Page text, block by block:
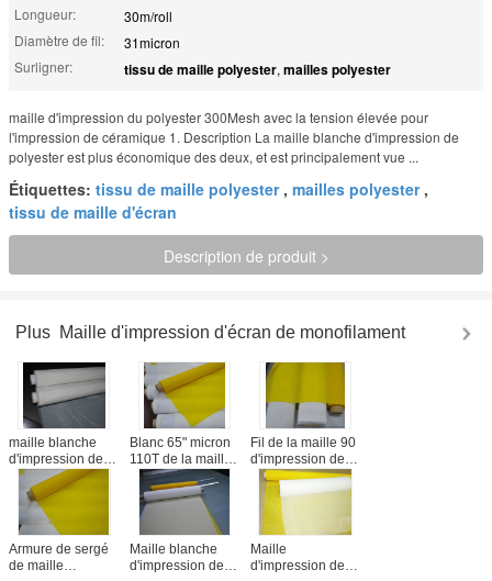
Longueur:
30m/roll
Diamètre de fil:
31micron
Surligner:
tissu de maille polyester, mailles polyester
maille d'impression du polyester 300Mesh avec la tension élevée pour
l'impression de céramique 1. Description La maille blanche d'impression de
polyester est plus économique des deux, et est principalement vue ...
Étiquettes: tissu de maille polyester, mailles polyester,
tissu de maille d'écran
Description de produit >
Plus Maille d'impression d'écran de monofilament
maille blanche
d'impression de
polyester de 100
microns pour
l'impression en
céramique
Blanc 65" micron
110T de la maille
51 d'impression
de polyester pour
la carte
PCB/verre,
écologique
Fil de la maille 90
d'impression de
polyester de FDA
48T, tamis à
mailles 230 pour
l'impression en
verre
Armure de sergé
de maille
Maille blanche
d'impression de
Maille
d'impression de